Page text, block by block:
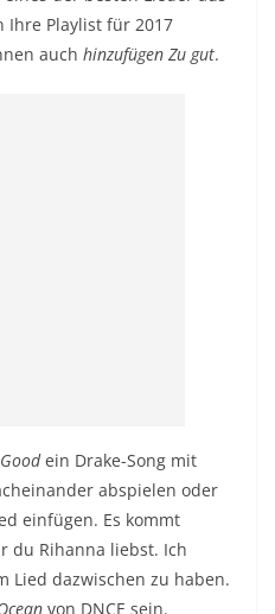
Ihre Playlist für 2017
auch hinzufügen Zu gut.
ein Drake-Song mit
abspielen oder
einfügen. Es kommt
du Rihanna liebst. Ich
Lied dazwischen zu haben.
von DNCE sein.